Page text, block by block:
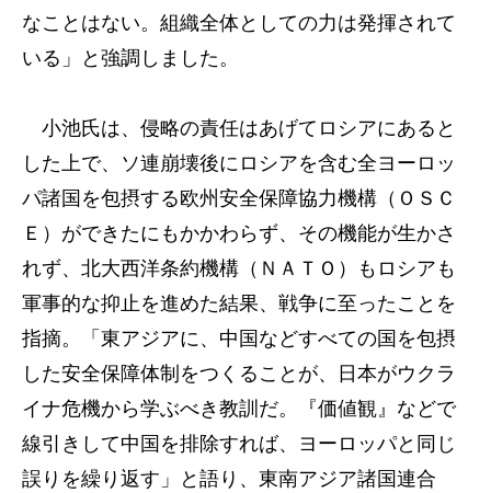
なことはない。組織全体としての力は発揮されて
いる」と強調しました。
小池氏は、侵略の責任はあげてロシアにあると
した上で、ソ連崩壊後にロシアを含む全ヨーロッ
パ諸国を包摂する欧州安全保障協力機構（ＯＳＣ
Ｅ）ができたにもかかわらず、その機能が生かさ
れず、北大西洋条約機構（ＮＡＴＯ）もロシアも
軍事的な抑止を進めた結果、戦争に至ったことを
指摘。「東アジアに、中国などすべての国を包摂
した安全保障体制をつくることが、日本がウクラ
イナ危機から学ぶべき教訓だ。『価値観』などで
線引きして中国を排除すれば、ヨーロッパと同じ
誤りを繰り返す」と語り、東南アジア諸国連合